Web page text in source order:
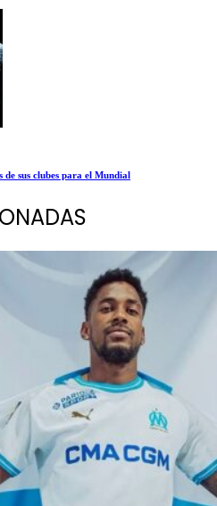
de sus clubes para el Mundial